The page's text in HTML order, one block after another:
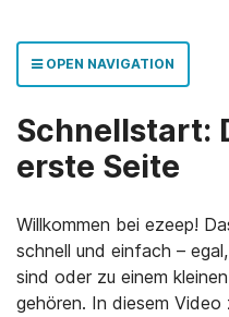
OPEN NAVIGATION
Schnellstart:
erste Seite
Willkommen bei ezeep!
schnell und einfach –
sind oder zu einem
gehören. In diesem Video